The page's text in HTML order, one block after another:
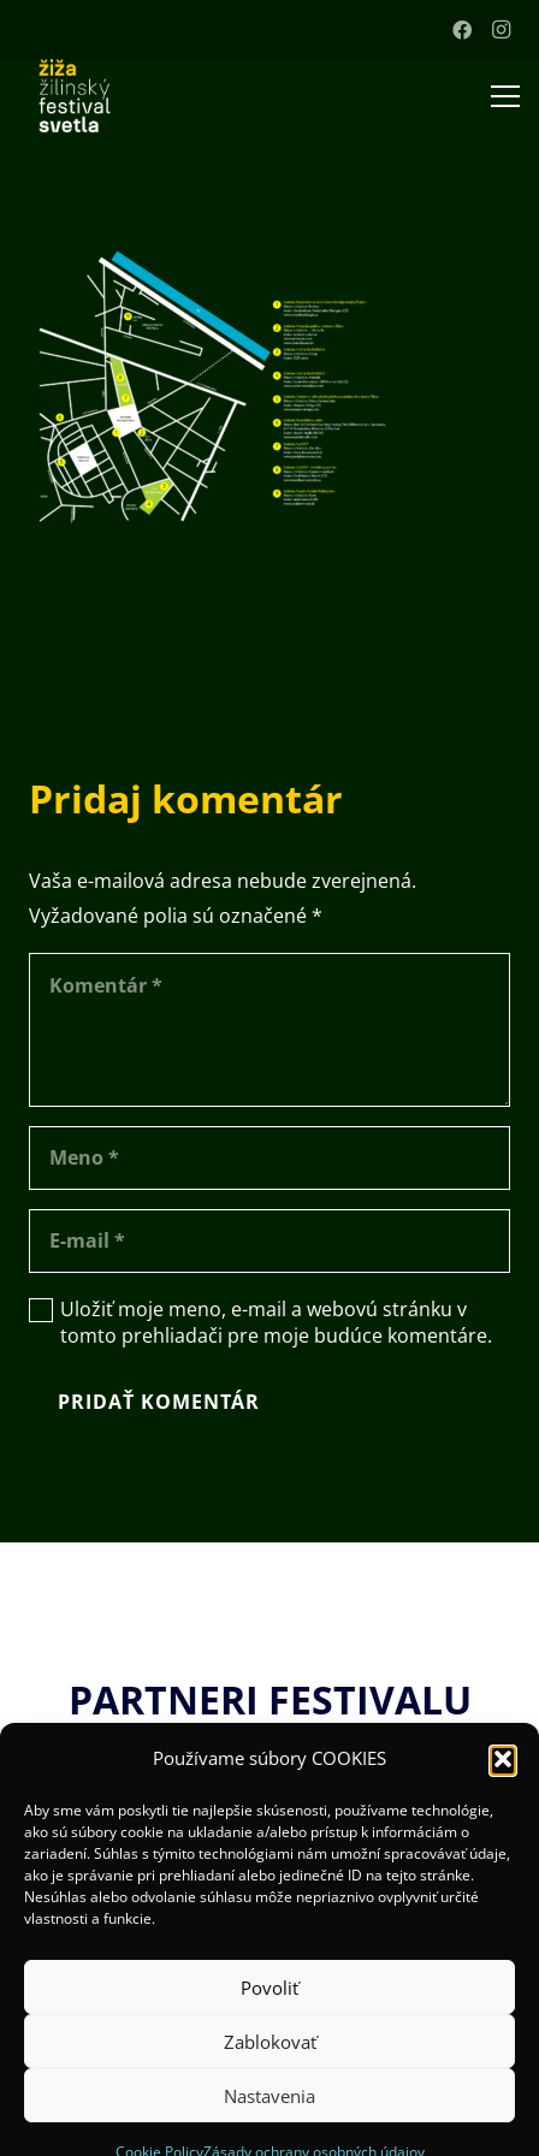
Používame súbory COOKIES
Aby sme vám poskytli tie najlepšie skúsenosti, používame technológie,
ako sú súbory cookie na ukladanie a/alebo prístup k informáciám o
zariadení. Súhlas s týmito technológiami nám umožní spracovávať údaje,
ako je správanie pri prehliadaní alebo jedinečné ID na tejto stránke.
Nesúhlas alebo odvolanie súhlasu môže nepriaznivo ovplyvniť určité
vlastnosti a funkcie.
Povoliť
Zablokovať
Nastavenia
Cookie PolicyZásady ochrany osobných údajov
Pridaj komentár
Vaša e-mailová adresa nebude zverejnená.
Vyžadované polia sú označené*
Uložiť moje meno, e-mail a webovú stránku v
tomto prehliadači pre moje budúce komentáre.
PRIDAŤ KOMENTÁR
PARTNERI FESTIVALU
Fatra